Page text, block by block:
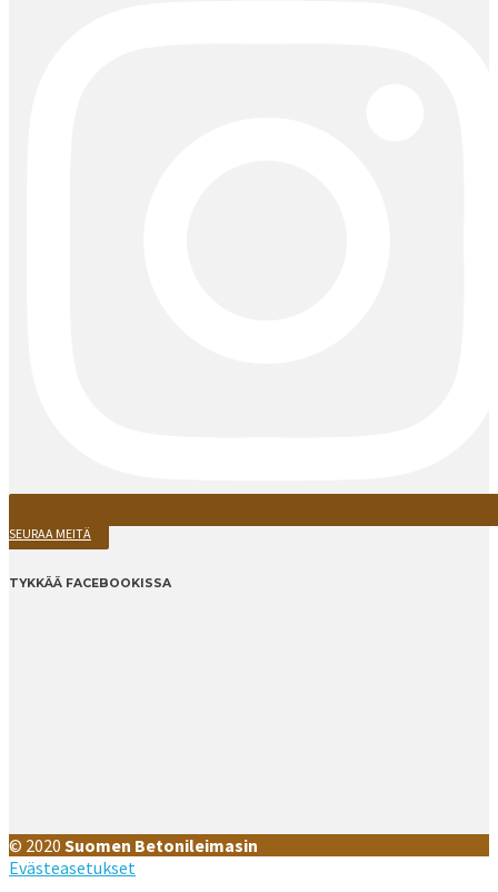
SEURAA MEITÄ
TYKKÄÄ FACEBOOKISSA
© 2020 Suomen Betonileimasin
Evästeasetukset